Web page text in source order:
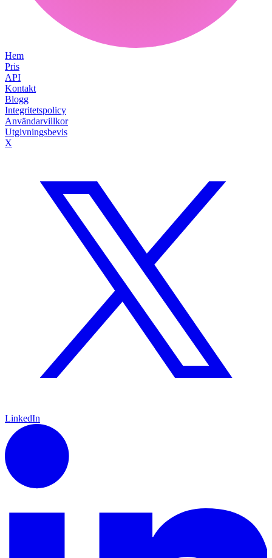
Hem
Pris
API
Kontakt
Blogg
Integritetspolicy
Användarvillkor
Utgivningsbevis
X
LinkedIn